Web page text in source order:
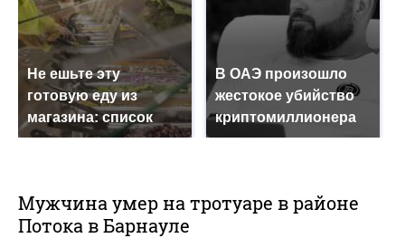
Не ешьте эту
готовую еду из
магазина: список
В ОАЭ произошло
жестокое убийство
криптомиллионера
Мужчина умер на тротуаре в районе
Потока в Барнауле